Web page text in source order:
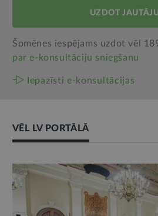
UZDOT
Šomēnes iespējams uzdot vēl
par e‑konsultāciju sniegšanu
Iepazīsti e-konsultācijas
VĒL LV PORTĀLĀ